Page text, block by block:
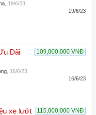
19/6/23
19/6/23
109,000,000 VNĐ
Đãi
16/6/23
16/6/23
115,000,000 VNĐ
xe lướt